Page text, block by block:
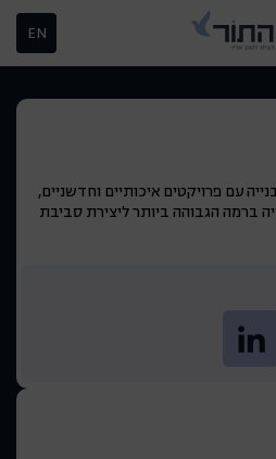
EN
עם פרויקטים איכותיים וחדשניים,
ברמה הגבוהה ביותר ליצירת סביבת